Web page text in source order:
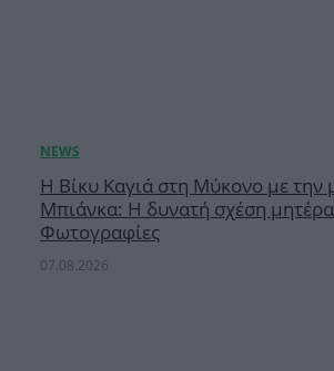
Η Βίκυ Καγιά στη Μύκονο με την
Μπιάνκα: Η δυνατή σχέση
Φωτογραφίες
07.08.2026